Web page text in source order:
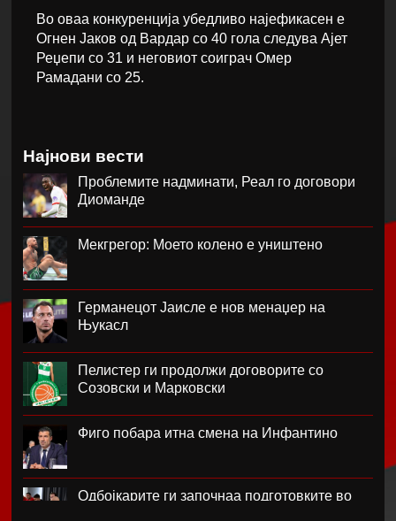
Во оваа конкуренција убедливо најефикасен е
Огнен Јаков од Вардар со 40 гола следува Ајет
Реџепи со 31 и неговиот соиграч Омер
Рамадани со 25.
Најнови вести
Проблемите надминати, Реал го договори
Диоманде
Мекгрегор: Моето колено е уништено
Германецот Јаисле е нов менаџер на
Њукасл
Пелистер ги продолжи договорите со
Созовски и Марковски
Фиго побара итна смена на Инфантино
Одбојкарите ги започнаа подготовките во